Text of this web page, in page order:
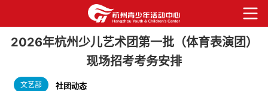
2026年杭州少儿艺术团第一批（体育表演团）
现场招考考务安排
文艺部
社团动态